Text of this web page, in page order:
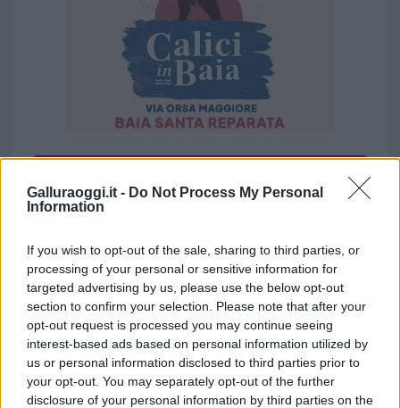
Galluraoggi.it - Do Not Process My Personal
Information
If you wish to opt-out of the sale, sharing to third parties, or
processing of your personal or sensitive information for
targeted advertising by us, please use the below opt-out
section to confirm your selection. Please note that after your
opt-out request is processed you may continue seeing
interest-based ads based on personal information utilized by
us or personal information disclosed to third parties prior to
your opt-out. You may separately opt-out of the further
disclosure of your personal information by third parties on the
Vuoi rimuovere le pubblicità nazionali?
cliccandoqui
Sei già abbonato?
Puoi effettuare l'accesso andando nella
sezioneLogindal menù del sito o
cliccandoqui